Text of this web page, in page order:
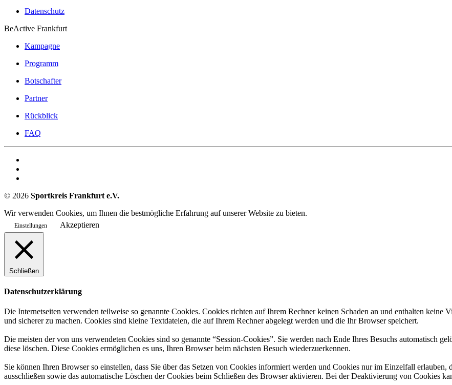
Datenschutz
BeActive Frankfurt
Kampagne
Programm
Botschafter
Partner
Rückblick
FAQ
© 2026 Sportkreis Frankfurt e.V.
Wir verwenden Cookies, um Ihnen die bestmögliche Erfahrung auf unserer Website zu bieten.
Einstellungen Akzeptieren
Schließen
Datenschutzerklärung
Die Internetseiten verwenden teilweise so genannte Cookies. Cookies richten auf Ihrem Rechner keinen Schaden an und enthalten
und sicherer zu machen. Cookies sind kleine Textdateien, die auf Ihrem Rechner abgelegt werden und die Ihr Browser speichert.
Die meisten der von uns verwendeten Cookies sind so genannte “Session-Cookies”. Sie werden nach Ende Ihres Besuchs automatisch
diese löschen. Diese Cookies ermöglichen es uns, Ihren Browser beim nächsten Besuch wiederzuerkennen.
Sie können Ihren Browser so einstellen, dass Sie über das Setzen von Cookies informiert werden und Cookies nur im Einzelfall
ausschließen sowie das automatische Löschen der Cookies beim Schließen des Browser aktivieren. Bei der Deaktivierung von Cookies